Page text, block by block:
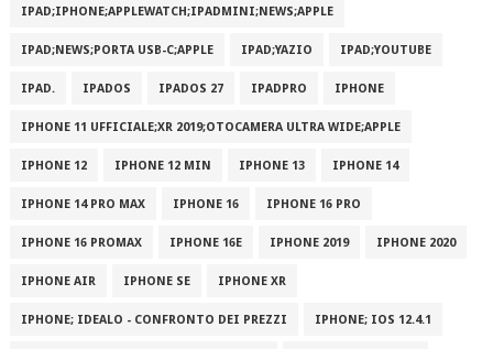
IPAD;IPHONE;APPLEWATCH;IPADMINI;NEWS;APPLE
IPAD;NEWS;PORTA USB-C;APPLE IPAD;YAZIO IPAD;YOUTUBE
IPAD. IPADOS IPADOS 27 IPADPRO IPHONE
IPHONE 11 UFFICIALE;XR 2019;OTOCAMERA ULTRA WIDE;APPLE
IPHONE 12 IPHONE 12 MIN IPHONE 13 IPHONE 14
IPHONE 14 PRO MAX IPHONE 16 IPHONE 16 PRO
IPHONE 16 PROMAX IPHONE 16E IPHONE 2019 IPHONE 2020
IPHONE AIR IPHONE SE IPHONE XR
IPHONE; IDEALO - CONFRONTO DEI PREZZI IPHONE; IOS 12.4.1